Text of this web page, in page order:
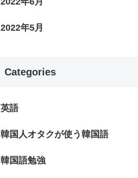
2022年5月
Categories
英語
韓国人オタクが使う韓国語
韓国語勉強